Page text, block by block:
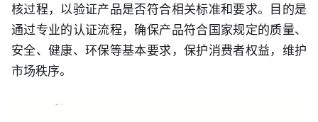
核过程，以验证产品是否符合相关标准和要求。目的是
通过专业的认证流程，确保产品符合国家规定的质量、
安全、健康、环保等基本要求，保护消费者权益，维护
市场秩序。